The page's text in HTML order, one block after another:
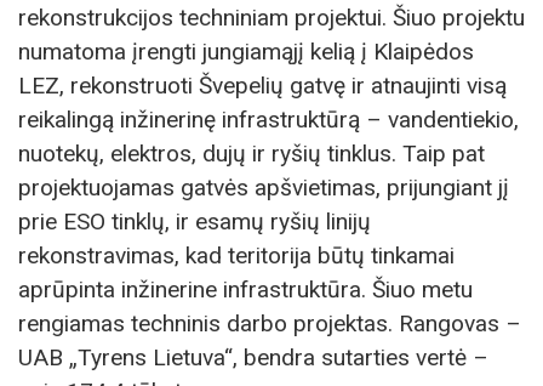
rekonstrukcijos techniniam projektui. Šiuo projektu
numatoma įrengti jungiamąjį kelią į Klaipėdos
LEZ, rekonstruoti Švepelių gatvę ir atnaujinti visą
reikalingą inžinerinę infrastruktūrą – vandentiekio,
nuotekų, elektros, dujų ir ryšių tinklus. Taip pat
projektuojamas gatvės apšvietimas, prijungiant jį
prie ESO tinklų, ir esamų ryšių linijų
rekonstravimas, kad teritorija būtų tinkamai
aprūpinta inžinerine infrastruktūra. Šiuo metu
rengiamas techninis darbo projektas. Rangovas –
UAB „Tyrens Lietuva“, bendra sutarties vertė –